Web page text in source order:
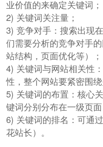
业价值的来确定关键词；
2) 关键词关注量；
3) 竞争对手：搜索出现
们需要分析的竞争对手
站结构，页面优化等）；
4) 关键词与网站相关性
性，整个网站要紧密围绕
5) 关键词的布置：核心
键词分别分布在一级页
6) 关键词的排名：可通
花站长）。